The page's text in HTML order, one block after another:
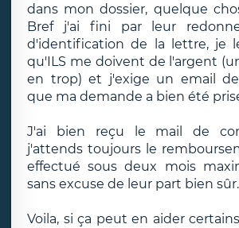
dans mon dossier, quelque
Bref j'ai fini par leur
d'identification de la lettre, je
qu'ILS me doivent de l'argent
en trop) et j'exige un email
que ma demande a bien été
J'ai bien reçu le mail de
j'attends toujours le
effectué sous deux mois
sans excuse de leur part bien sûr.
Voila, si ça peut en aider